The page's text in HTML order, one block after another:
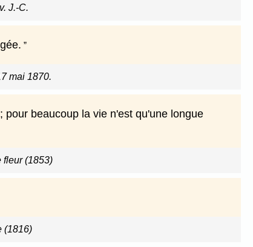
J.-C.
mai 1870.
beaucoup la vie n'est qu'une longue
fleur (1853)
(1816)